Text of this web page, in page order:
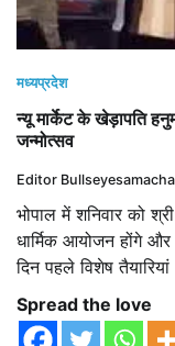
मध्यप्रदेश
न्यू मार्केट के खेड़ापति
जन्मोत्सव
Editor
भोपाल में शनिवार को
धार्मिक आयोजन होंगे
दिन पहले विशेष
Spread the love